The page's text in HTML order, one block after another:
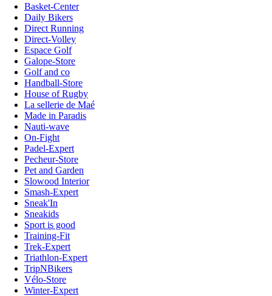
Basket-Center
Daily Bikers
Direct Running
Direct-Volley
Espace Golf
Galope-Store
Golf and co
Handball-Store
House of Rugby
La sellerie de Maé
Made in Paradis
Nauti-wave
On-Fight
Padel-Expert
Pecheur-Store
Pet and Garden
Slowood Interior
Smash-Expert
Sneak'In
Sneakids
Sport is good
Training-Fit
Trek-Expert
Triathlon-Expert
TripNBikers
Vélo-Store
Winter-Expert